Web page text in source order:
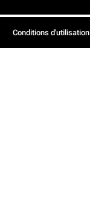
Conditions d'utilisation